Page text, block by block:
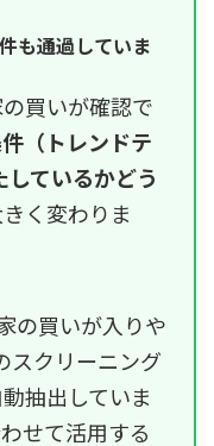
も通過していま
買いが確認で
（トレンドテ
ているかどう
く変わりま
の買いが入りや
スクリーニング
抽出していま
せて活用する